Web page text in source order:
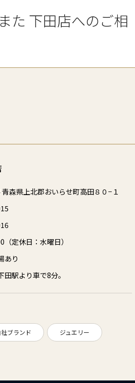
た 下田店へのご相
森県上北郡おいらせ町高田８０−１
（定休日：水曜日）
あり
田駅より車で8分。
ブランド ジュエリー